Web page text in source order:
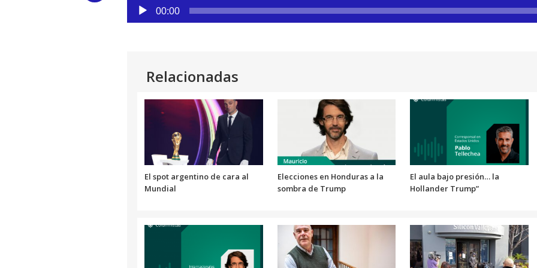
Reproductor
de
00:00
Relacionadas
El spot argentino de cara al
Mundial
Elecciones en Honduras a la
sombra de Trump
El aula bajo presión… la
Hollander Trump”